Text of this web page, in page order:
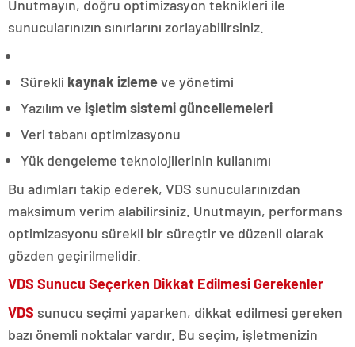
Unutmayın, doğru optimizasyon teknikleri ile
sunucularınızın sınırlarını zorlayabilirsiniz.
Sürekli kaynak izlemeve yönetimi
Yazılım ve işletim sistemi güncellemeleri
Veri tabanı optimizasyonu
Yük dengeleme teknolojilerinin kullanımı
Bu adımları takip ederek, VDS sunucularınızdan
maksimum verim alabilirsiniz. Unutmayın, performans
optimizasyonu sürekli bir süreçtir ve düzenli olarak
gözden geçirilmelidir.
VDS Sunucu Seçerken Dikkat Edilmesi Gerekenler
VDS sunucu seçimi yaparken, dikkat edilmesi gereken
bazı önemli noktalar vardır. Bu seçim, işletmenizin